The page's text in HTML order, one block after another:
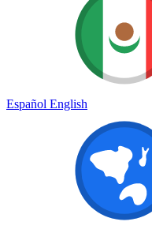
Español English